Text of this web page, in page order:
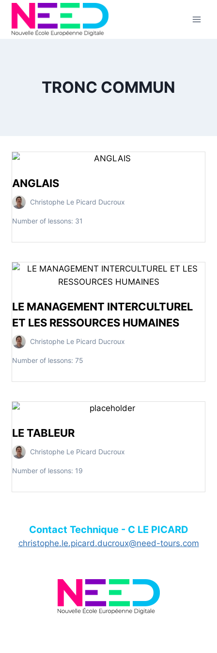
Aller
contenu
TRONC COMMUN
ANGLAIS
Christophe Le Picard Ducroux
Number of lessons: 31
LE MANAGEMENT INTERCULTUREL
ET LES RESSOURCES HUMAINES
Christophe Le Picard Ducroux
Number of lessons: 75
LE TABLEUR
Christophe Le Picard Ducroux
Number of lessons: 19
Contact Technique - C LE PICARD
christophe.le.picard.ducroux@need-tours.com